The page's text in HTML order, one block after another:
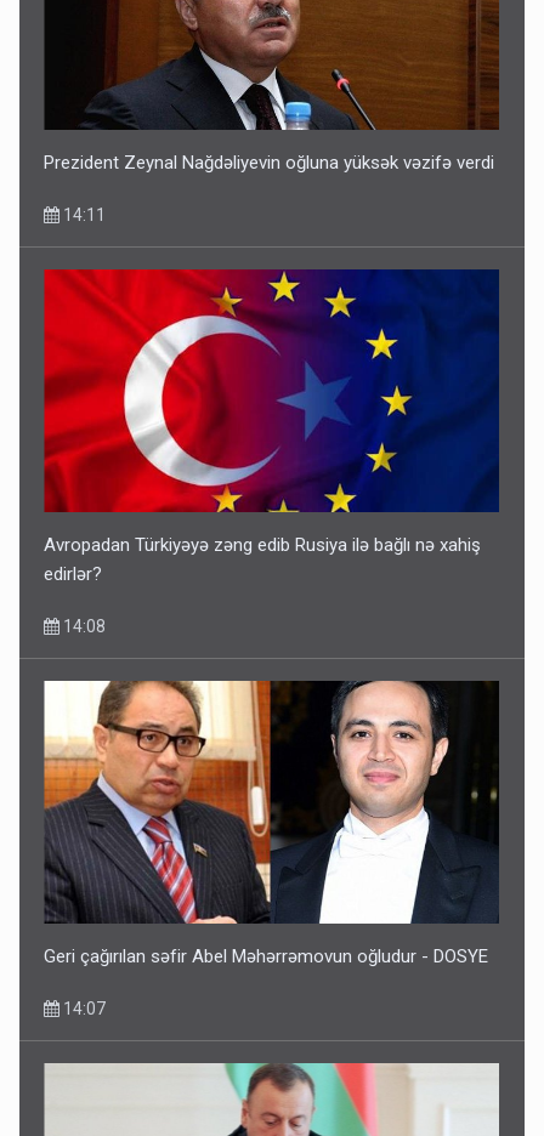
Prezident Zeynal Nağdəliyevin oğluna yüksək vəzifə verdi
14:11
Avropadan Türkiyəyə zəng edib Rusiya ilə bağlı nə xahiş
edirlər?
14:08
Geri çağırılan səfir Abel Məhərrəmovun oğludur - DOSYE
14:07